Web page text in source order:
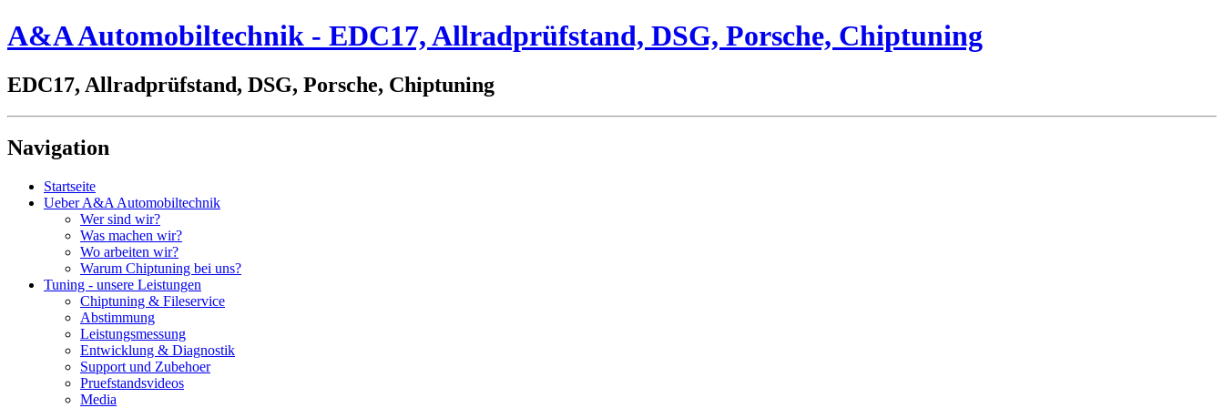
A&A Automobiltechnik - EDC17, Allradprüfstand, DSG, Porsche, Chiptuning
EDC17, Allradprüfstand, DSG, Porsche, Chiptuning
Navigation
Startseite
Ueber A&A Automobiltechnik
Wer sind wir?
Was machen wir?
Wo arbeiten wir?
Warum Chiptuning bei uns?
Tuning - unsere Leistungen
Chiptuning & Fileservice
Abstimmung
Leistungsmessung
Entwicklung & Diagnostik
Support und Zubehoer
Pruefstandsvideos
Media